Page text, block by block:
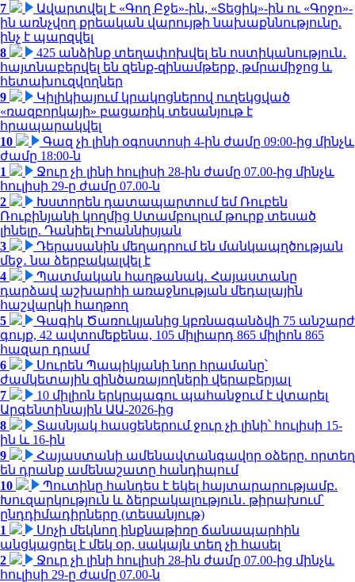
7
Ավարտվել է «Գող Բջե»-ին, «Տեցիկ»-ին ու «Գոջո»-
ին առնչվող քրեական վարույթի նախաքննությունը.
ինչ է պարզվել
8
425 անձինք տեղափոխվել են ոստիկանություն․
հայտնաբերվել են զենք-զինամթերք, թմրամիջոց և
հետախուզվողներ
9
Կիլիկիայում կրակոցներով ուղեկցված
«ռազբորկայի» բացառիկ տեսանյութ է
հրապարակվել
10
Գազ չի լինի օգոստոսի 4-ին ժամը 09:00-ից մինչև
ժամը 18:00-ն
1
Ջուր չի լինի հուլիսի 28-ին ժամը 07.00-ից մինչև
հուլիսի 29-ը ժամը 07.00-ն
2
Խստորեն դատապարտում եմ Ռուբեն
Ռուբինյանի կողմից Ստամբուլում թուրք տեսած
լինելը. Դանիել Իոաննիսյան
3
Դերասանին մեղադրում են մանկապղծության
մեջ․ նա ձերբակալվել է
4
Պատմական հաղթանակ․ Հայաստանը
դարձավ աշխարհի առաջնության մեդալային
հաշվարկի հաղթող
5
Գագիկ Ծառուկյանից կբռնագանձվի 75 անշարժ
գույք, 42 ավտոմեքենա, 105 միլիարդ 865 միլիոն 865
հազար դրամ
6
Սուրեն Պապիկյանի նոր հրամանը՝
ժամկետային զինծառայողների վերաբերյալ
7
10 միլիոն երկրպագու պահանջում է վտարել
Արգենտինային ԱԱ-2026-ից
8
Տասնյակ հասցեներում ջուր չի լինի՝ հուլիսի 15-
ին և 16-ին
9
Հայաստանի ամենավտանգավոր օձերը. որտեղ
են դրանք ամենաշատը հանդիպում
10
Պուտինը հանդես է եկել հայտարարությամբ.
Խուզարկություն և ձերբակալություն․ թիրախում՝
ընդդիմադիրները (տեսանյութ)
1
Սոչի մեկնող ինքնաթիռը ճանապարհին
անցկացրել է մեկ օր, սակայն տեղ չի հասել
2
Ջուր չի լինի հուլիսի 28-ին ժամը 07.00-ից մինչև
հուլիսի 29-ը ժամը 07.00-ն